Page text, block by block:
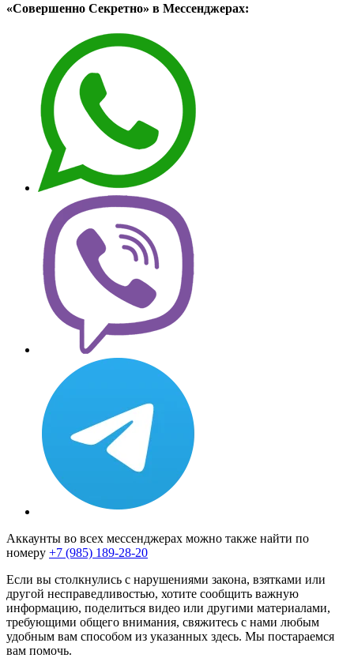
«Совершенно Секретно» в Мессенджерах:
Аккаунты во всех мессенджерах можно также найти по
номеру +7 (985) 189-28-20
Если вы столкнулись с нарушениями закона, взятками или
другой несправедливостью, хотите сообщить важную
информацию, поделиться видео или другими материалами,
требующими общего внимания, свяжитесь с нами любым
удобным вам способом из указанных здесь. Мы постараемся
вам помочь.